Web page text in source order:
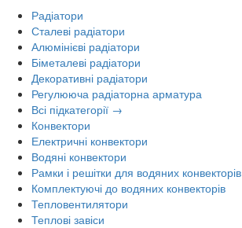
Радіатори
Сталеві радіатори
Алюмінієві радіатори
Біметалеві радіатори
Декоративні радіатори
Регулююча радіаторна арматура
Всі підкатегорії →
Конвектори
Електричні конвектори
Водяні конвектори
Рамки і решітки для водяних конвекторів
Комплектуючі до водяних конвекторів
Тепловентилятори
Теплові завіси